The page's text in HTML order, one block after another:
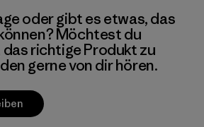
oder gibt es etwas, das
Möchtest du
richtige Produkt zu
gerne von dir hören.